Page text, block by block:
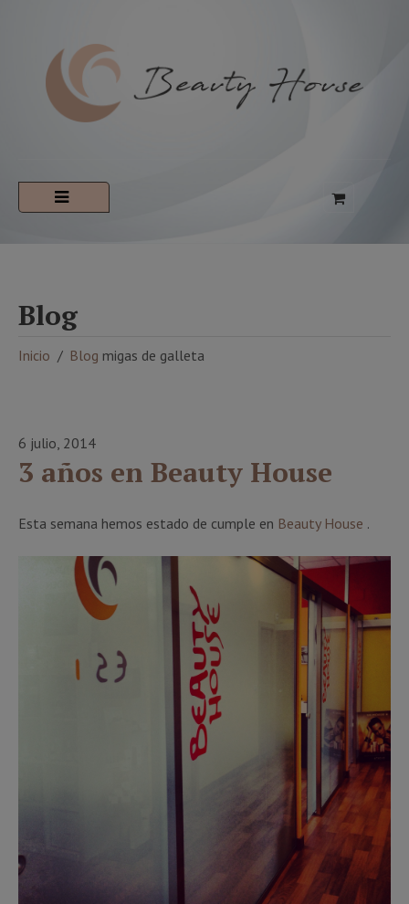
Blog
Inicio Blog migas de galleta
6 julio, 2014
3 años en Beauty House
Esta semana hemos estado de cumple en Beauty House .